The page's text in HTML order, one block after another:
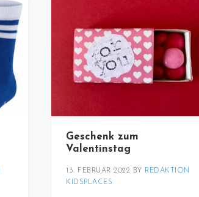
Geschenk zum
Valentinstag
13. FEBRUAR 2022 BY REDAKTION
KIDSPLACES